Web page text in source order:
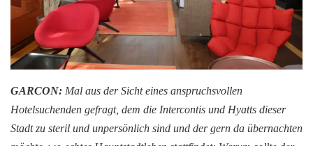
GARCON: Mal aus der Sicht eines anspruchsvollen
Hotelsuchenden gefragt, dem die Intercontis und Hyatts dieser
Stadt zu steril und unpersönlich sind und der gern da übernachten